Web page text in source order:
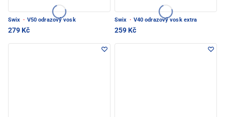
Swix · V50 odrazový vosk
279 Kč
Swix · V40 odrazový vosk extra
259 Kč